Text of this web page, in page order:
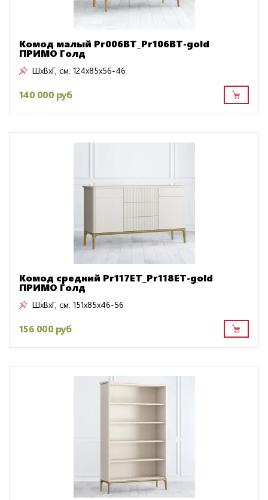
Комод малый Pr006BT_Pr106BT-gold
ПРИМО Голд
ШxВxГ, см: 124x85x56-46
140 000 руб
Комод средний Pr117ET_Pr118ET-gold
ПРИМО Голд
ШxВxГ, см: 151x85x46-56
156 000 руб